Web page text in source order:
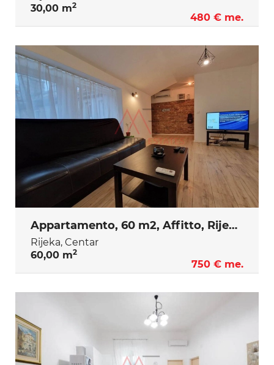
30,00 m2
480 € me.
Appartamento, 60 m2, Affitto, Rijeka - Centar
Rijeka, Centar
60,00 m2
750 € me.